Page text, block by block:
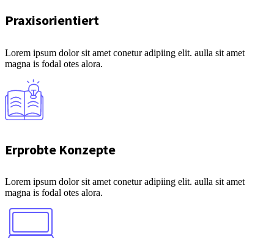
Praxisorientiert
Lorem ipsum dolor sit amet conetur adipiing elit. aulla sit amet
magna is fodal otes alora.
Erprobte Konzepte
Lorem ipsum dolor sit amet conetur adipiing elit. aulla sit amet
magna is fodal otes alora.